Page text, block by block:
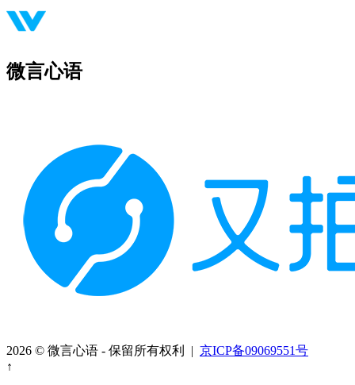
微言心语
2026 © 微言心语 - 保留所有权利 | 京ICP备09069551号
↑